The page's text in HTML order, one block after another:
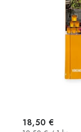
18,50 €